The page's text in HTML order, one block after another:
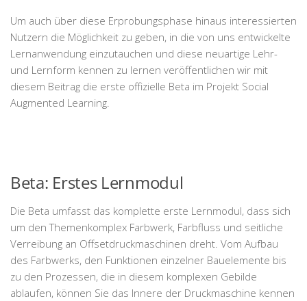
Um auch über diese Erprobungsphase hinaus interessierten
Nutzern die Möglichkeit zu geben, in die von uns entwickelte
Lernanwendung einzutauchen und diese neuartige Lehr-
und Lernform kennen zu lernen veröffentlichen wir mit
diesem Beitrag die erste offizielle Beta im Projekt Social
Augmented Learning.
Beta: Erstes Lernmodul
Die Beta umfasst das komplette erste Lernmodul, dass sich
um den Themenkomplex Farbwerk, Farbfluss und seitliche
Verreibung an Offsetdruckmaschinen dreht. Vom Aufbau
des Farbwerks, den Funktionen einzelner Bauelemente bis
zu den Prozessen, die in diesem komplexen Gebilde
ablaufen, können Sie das Innere der Druckmaschine kennen